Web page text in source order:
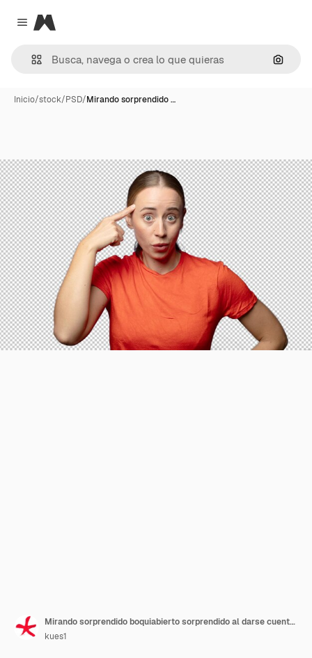
Close menu
Magnific
Inicio/stock/PSD/Mirando sorprendido …
Mirando sorprendido boquiabierto sorprendido al darse cuenta de una nueva idea o concepto de pensamiento
kues1